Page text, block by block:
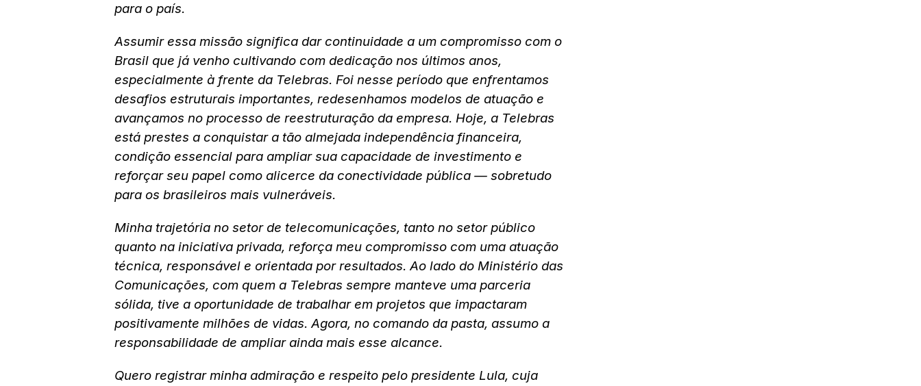
para o país.
Assumir essa missão significa dar continuidade a um compromisso com o
Brasil que já venho cultivando com dedicação nos últimos anos,
especialmente à frente da Telebras. Foi nesse período que enfrentamos
desafios estruturais importantes, redesenhamos modelos de atuação e
avançamos no processo de reestruturação da empresa. Hoje, a Telebras
está prestes a conquistar a tão almejada independência financeira,
condição essencial para ampliar sua capacidade de investimento e
reforçar seu papel como alicerce da conectividade pública — sobretudo
para os brasileiros mais vulneráveis.
Minha trajetória no setor de telecomunicações, tanto no setor público
quanto na iniciativa privada, reforça meu compromisso com uma atuação
técnica, responsável e orientada por resultados. Ao lado do Ministério das
Comunicações, com quem a Telebras sempre manteve uma parceria
sólida, tive a oportunidade de trabalhar em projetos que impactaram
positivamente milhões de vidas. Agora, no comando da pasta, assumo a
responsabilidade de ampliar ainda mais esse alcance.
Quero registrar minha admiração e respeito pelo presidente Lula, cuja